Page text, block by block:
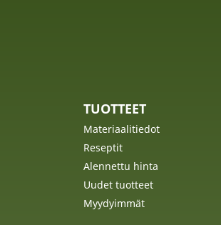
TUOTTEET
Materiaalitiedot
Reseptit
Alennettu hinta
Uudet tuotteet
Myydyimmät